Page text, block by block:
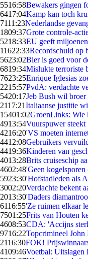
5516:58Bewakers gingen
6417:04Kamp kan toch
7111:23Nederlandse
1809:37Grote controle-
5218:33EU geeft
11622:33Recordschuld op
5623:02Bier is goed voor
6819:34Mislukte terroriste
7623:25Enrique Iglesias
2215:57PvdA: verdachte
5420:17Jeb Bush wil
2117:21Italiaanse justitie
15401:02GroenLinks: Wie
4913:54Vuurspuwer steekt
4216:20'VS moeten
4412:08Gebruikers
4419:36Kinderen van
4013:28Brits cruiseschip
4602:48'Geen
5923:30'Hofstadleden als
3002:20Verdachte bekent
2013:30'Daders
6116:55'Ze ruimen elkaar
7501:25Frits van Houten
4608:53CDA: 'Accijns
9716:22Topcrimineel John
2116:30FOK!
4109:46Voetbal: Uitslagen